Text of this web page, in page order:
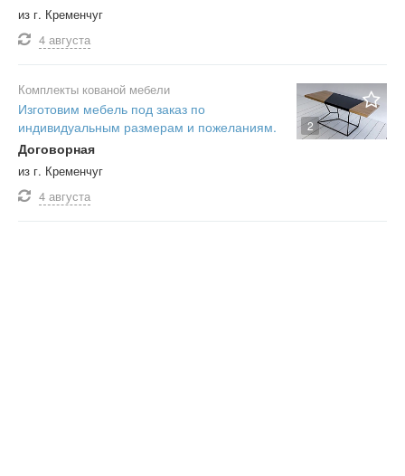
из г. Кременчуг
4 августа
2
Комплекты кованой мебели
Изготовим мебель под заказ по
индивидуальным размерам и пожеланиям.
Договорная
из г. Кременчуг
4 августа